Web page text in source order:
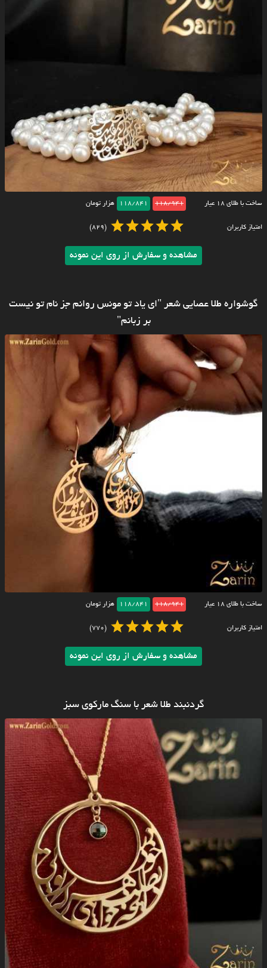
ساخت با طلای ۱۸ عیار 118/941
118/841 هزار تومان
امتیاز کاربران (829)
مشاهده و سفارش از روی این نمونه
گوشواره طلا عصایی شعر "ای یاد تو مونس روانم جز نام تو نیست
بر زبانم"
ساخت با طلای ۱۸ عیار 118/941
118/841 هزار تومان
امتیاز کاربران (770)
مشاهده و سفارش از روی این نمونه
گردنبند طلا شعر با سنگ مارکوی سبز